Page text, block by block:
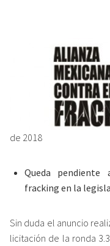
de 2018
Queda pendiente
fracking en la
Sin duda el anuncio
licitación de la ronda